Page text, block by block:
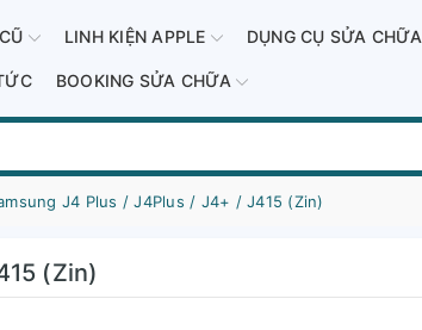
LINH KIỆN APPLE DỤNG CỤ SỬA CHỮA
BOOKING SỬA CHỮA
J4 Plus / J4Plus / J4+ / J415 (Zin)
(Zin)